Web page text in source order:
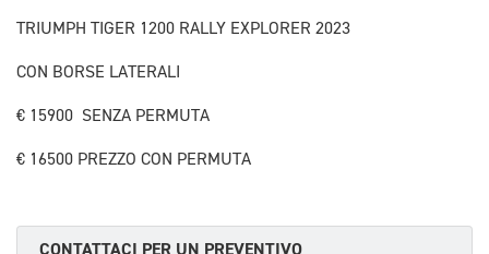
TRIUMPH TIGER 1200 RALLY EXPLORER 2023
CON BORSE LATERALI
€ 15900 SENZA PERMUTA
€ 16500 PREZZO CON PERMUTA
CONTATTACI PER UN PREVENTIVO